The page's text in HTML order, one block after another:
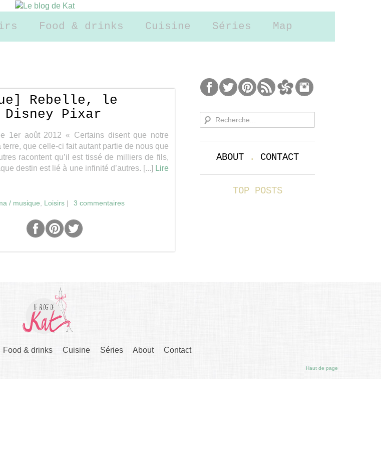
Food & drinks Cuisine Séries Map
Rebelle, le
Pixar
1er août 2012 « Certains disent que notre
que celle-ci fait autant partie de nous que
racontent qu’il est tissé de milliers de fils,
destin est lié à une infinité d’autres. [...] Lire
/ musique Loisirs| 3 commentaires
ABOUT. CONTACT
TOP POSTS
Food & drinks Cuisine Séries About Contact
Haut de page